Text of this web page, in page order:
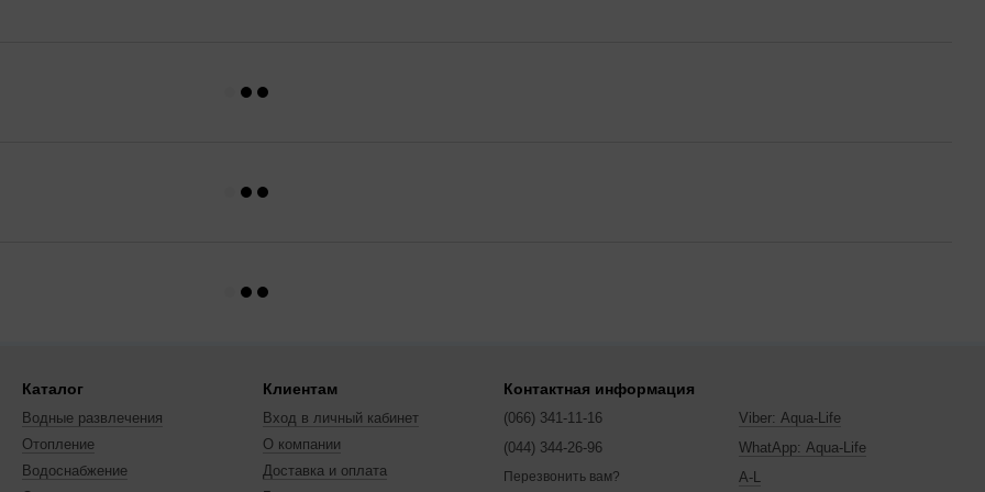
Каталог
Водные развлечения
Отопление
Водоснабжение
Клиентам
Вход в личный кабинет
О компании
Доставка и оплата
Контактная информация
(066) 341-11-16
(044) 344-26-96
Перезвонить вам?
Viber: Aqua-Life
WhatApp: Aqua-Life
A-L